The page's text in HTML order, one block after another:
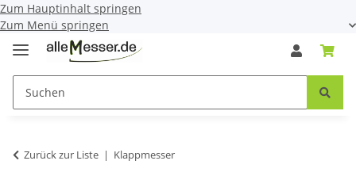
Zum Hauptinhalt springen
Zum Menü springen
Zurück zur Liste Klappmesser